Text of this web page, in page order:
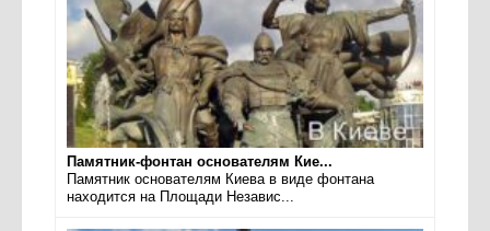
Памятник-фонтан основателям Кие...
Памятник основателям Киева в виде фонтана
находится на Площади Независ...